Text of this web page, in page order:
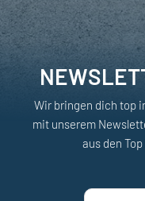
Wir bringen dich top
mit unserem
aus den